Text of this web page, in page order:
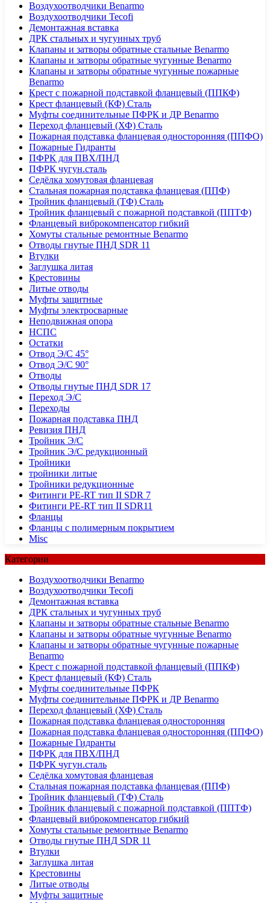
Воздухоотводчики Benarmo
Воздухоотводчики Tecofi
Демонтажная вставка
ДРК стальных и чугунных труб
Клапаны и затворы обратные стальные Benarmo
Клапаны и затворы обратные чугунные Benarmo
Клапаны и затворы обратные чугунные пожарные
Benarmo
Крест с пожарной подставкой фланцевый (ППКФ)
Крест фланцевый (КФ) Сталь
Муфты соединительные ПФРК и ДР Benarmo
Переход фланцевый (ХФ) Сталь
Пожарная подставка фланцевая односторонняя (ППФО)
Пожарные Гидранты
ПФРК для ПВХ/ПНД
ПФРК чугун.сталь
Седёлка хомутовая фланцевая
Стальная пожарная подставка фланцевая (ППФ)
Тройник фланцевый (ТФ) Сталь
Тройник фланцевый с пожарной подставкой (ППТФ)
Фланцевый виброкомпенсатор гибкий
Хомуты стальные ремонтные Benarmo
Отводы гнутые ПНД SDR 11
Втулки
Заглушка литая
Крестовины
Литые отводы
Муфты защитные
Муфты электросварные
Неподвижная опора
НСПС
Остатки
Отвод Э/С 45°
Отвод Э/С 90°
Отводы
Отводы гнутые ПНД SDR 17
Переход Э/С
Переходы
Пожарная подставка ПНД
Ревизия ПНД
Тройник Э/С
Тройник Э/С редукционный
Тройники
тройники литые
Тройники редукционные
Фитинги PE-RT тип II SDR 7
Фитинги PE-RT тип II SDR11
Фланцы
Фланцы с полимерным покрытием
Misc
Категории
Воздухоотводчики Benarmo
Воздухоотводчики Tecofi
Демонтажная вставка
ДРК стальных и чугунных труб
Клапаны и затворы обратные стальные Benarmo
Клапаны и затворы обратные чугунные Benarmo
Клапаны и затворы обратные чугунные пожарные
Benarmo
Крест с пожарной подставкой фланцевый (ППКФ)
Крест фланцевый (КФ) Сталь
Муфты соединительные ПФРК
Муфты соединительные ПФРК и ДР Benarmo
Переход фланцевый (ХФ) Сталь
Пожарная подставка фланцевая односторонняя
Пожарная подставка фланцевая односторонняя (ППФО)
Пожарные Гидранты
ПФРК для ПВХ/ПНД
ПФРК чугун.сталь
Седёлка хомутовая фланцевая
Стальная пожарная подставка фланцевая (ППФ)
Тройник фланцевый (ТФ) Сталь
Тройник фланцевый с пожарной подставкой (ППТФ)
Фланцевый виброкомпенсатор гибкий
Хомуты стальные ремонтные Benarmo
Отводы гнутые ПНД SDR 11
Втулки
Заглушка литая
Крестовины
Литые отводы
Муфты защитные